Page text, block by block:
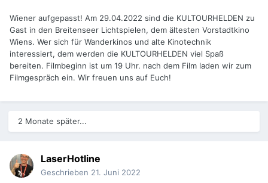
Wiener aufgepasst! Am 29.04.2022 sind die KULTOURHELDEN zu
Gast in den Breitenseer Lichtspielen, dem ältesten Vorstadtkino
Wiens. Wer sich für Wanderkinos und alte Kinotechnik
interessiert, dem werden die KULTOURHELDEN viel Spaß
bereiten. Filmbeginn ist um 19 Uhr. nach dem Film laden wir zum
Filmgespräch ein. Wir freuen uns auf Euch!
2 Monate später...
LaserHotline
Geschrieben 21. Juni 2022